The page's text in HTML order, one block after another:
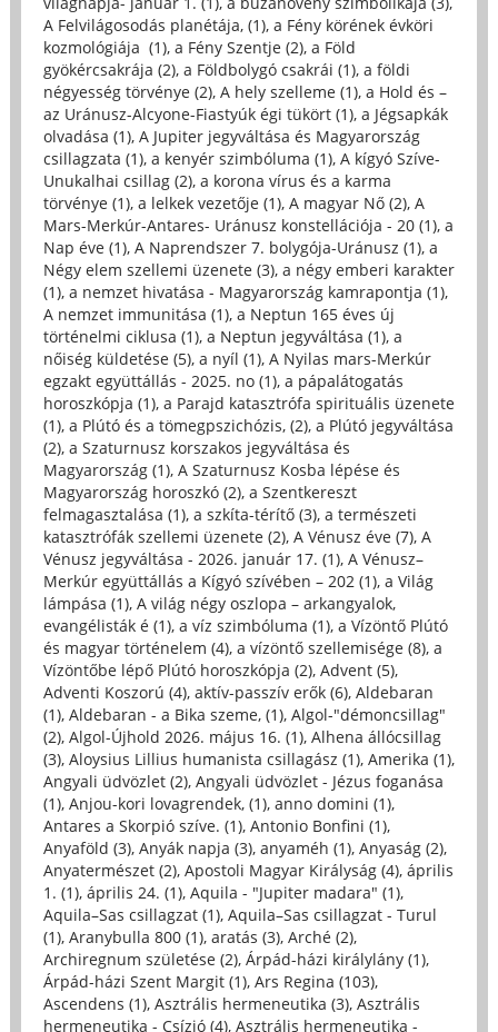
A Felvilágosodás planétája, (1), a Fény körének évköri
kozmológiája (1), a Fény Szentje (2), a Föld
gyökércsakrája (2), a Földbolygó csakrái (1), a földi
négyesség törvénye (2), A hely szelleme (1), a Hold és –
az Uránusz-Alcyone-Fiastyúk égi tükört (1), a Jégsapkák
olvadása (1), A Jupiter jegyváltása és Magyarország
csillagzata (1), a kenyér szimbóluma (1), A kígyó Szíve-
Unukalhai csillag (2), a korona vírus és a karma
törvénye (1), a lelkek vezetője (1), A magyar Nő (2), A
Mars-Merkúr-Antares- Uránusz konstellációja - 20 (1), a
Nap éve (1), A Naprendszer 7. bolygója-Uránusz (1), a
Négy elem szellemi üzenete (3), a négy emberi karakter
(1), a nemzet hivatása - Magyarország kamrapontja (1),
A nemzet immunitása (1), a Neptun 165 éves új
történelmi ciklusa (1), a Neptun jegyváltása (1), a
nőiség küldetése (5), a nyíl (1), A Nyilas mars-Merkúr
egzakt együttállás - 2025. no (1), a pápalátogatás
horoszkópja (1), a Parajd katasztrófa spirituális üzenete
(1), a Plútó és a tömegpszichózis, (2), a Plútó jegyváltása
(2), a Szaturnusz korszakos jegyváltása és
Magyarország (1), A Szaturnusz Kosba lépése és
Magyarország horoszkó (2), a Szentkereszt
felmagasztalása (1), a szkíta-térítő (3), a természeti
katasztrófák szellemi üzenete (2), A Vénusz éve (7), A
Vénusz jegyváltása - 2026. január 17. (1), A Vénusz–
Merkúr együttállás a Kígyó szívében – 202 (1), a Világ
lámpása (1), A világ négy oszlopa – arkangyalok,
evangélisták é (1), a víz szimbóluma (1), a Vízöntő Plútó
és magyar történelem (4), a vízöntő szellemisége (8), a
Vízöntőbe lépő Plútó horoszkópja (2), Advent (5),
Adventi Koszorú (4), aktív-passzív erők (6), Aldebaran
(1), Aldebaran - a Bika szeme, (1), Algol-"démoncsillag"
(2), Algol-Újhold 2026. május 16. (1), Alhena állócsillag
(3), Aloysius Lillius humanista csillagász (1), Amerika (1),
Angyali üdvözlet (2), Angyali üdvözlet - Jézus foganása
(1), Anjou-kori lovagrendek, (1), anno domini (1),
Antares a Skorpió szíve. (1), Antonio Bonfini (1),
Anyaföld (3), Anyák napja (3), anyaméh (1), Anyaság (2),
Anyatermészet (2), Apostoli Magyar Királyság (4), április
1. (1), április 24. (1), Aquila - "Jupiter madara" (1),
Aquila–Sas csillagzat (1), Aquila–Sas csillagzat - Turul
(1), Aranybulla 800 (1), aratás (3), Arché (2),
Archiregnum születése (2), Árpád-házi királylány (1),
Árpád-házi Szent Margit (1), Ars Regina (103),
Ascendens (1), Asztrális hermeneutika (3), Asztrális
hermeneutika - Csízió (4), Asztrális hermeneutika -